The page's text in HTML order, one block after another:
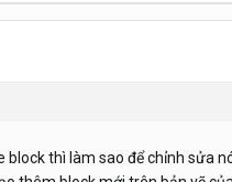
thì làm sao để chỉnh sửa